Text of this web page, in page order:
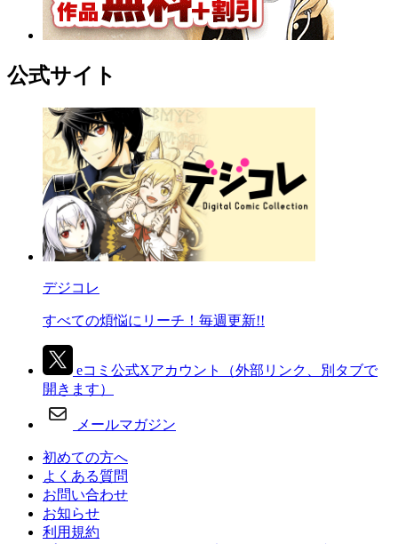
公式サイト
デジコレ
すべての煩悩にリーチ！毎週更新!!
eコミ公式Xアカウント
（外部リンク、別タブで
開きます）
メールマガジン
初めての方へ
よくある質問
お問い合わせ
お知らせ
利用規約